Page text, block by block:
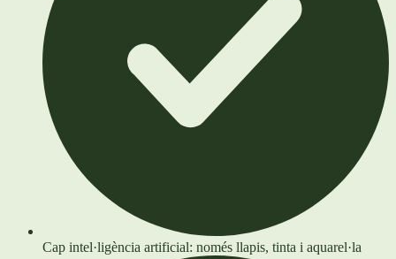
Cap intel·ligència artificial: només llapis, tinta i aquarel·la